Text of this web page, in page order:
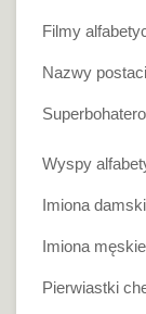
Filmy
Nazwy
Wyspy
Imiona
Imiona
Pierwiastki